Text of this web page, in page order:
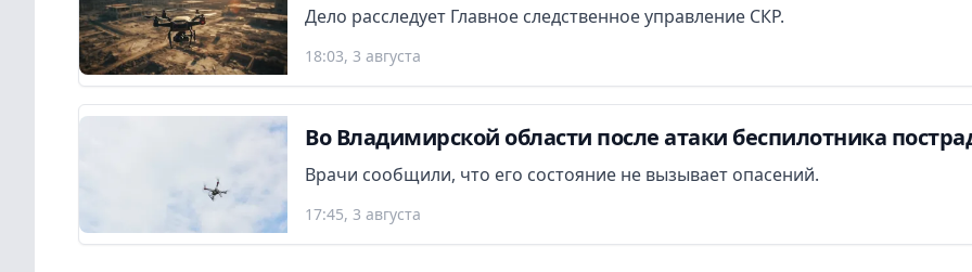
Дело расследует Главное следственное управление СКР.
18:03, 3 августа
Во Владимирской области после атаки беспилотника
Врачи сообщили, что его состояние не вызывает опасений.
17:45, 3 августа